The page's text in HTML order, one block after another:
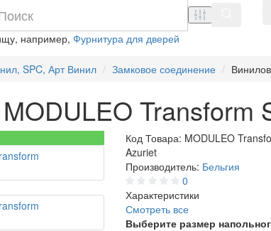
например, Фурнитура для дверей
SPC, Арт Винил Замковое соединение
Transform
Код Товара: MODULEO
Azuriet
Производитель: Бельгия
0
Характеристики
Смотреть все
Выберите размер